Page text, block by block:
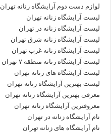
لوازم دست دوم آرایشگاه زنانه تهران
لیست آرایشگاه زنانه تهران
لیست آرایشگاه زنانه در تهران
لیست آرایشگاه زنانه شرق تهران
لیست آرایشگاه زنانه غرب تهران
لیست آرایشگاه زنانه منطقه ۷ تهران
لیست آرایشگاه های زنانه تهران
لیست بهترین آرایشگاه زنانه تهران
معرفی بهترین آرایشگاه زنانه تهران
معروفترین آرایشگاه زنانه تهران
نام آرایشگاه زنانه در تهران
نام آرایشگاه های زنانه تهران